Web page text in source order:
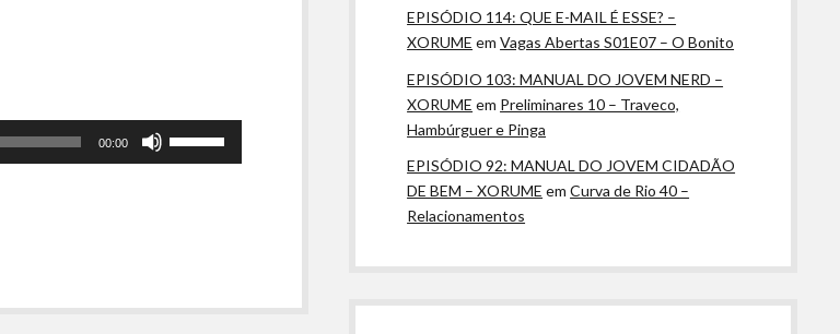
00:00
EPISÓDIO 114: QUE E-MAIL É ESSE? –
XORUME emVagas Abertas S01E07 – O Bonito
EPISÓDIO 103: MANUAL DO JOVEM NERD –
XORUME em Preliminares 10 – Traveco,
Hambúrguer e Pinga
EPISÓDIO 92: MANUAL DO JOVEM CIDADÃO
DE BEM – XORUME emCurva de Rio 40 –
Relacionamentos